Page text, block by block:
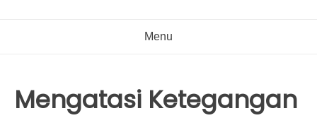
Menu
Mengatasi Ketegangan